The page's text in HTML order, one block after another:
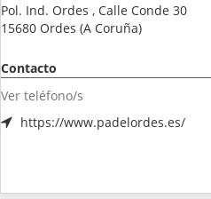
Pol. Ind. Ordes , Calle Conde 30
15680 Ordes (A Coruña)
Contacto
Ver teléfono/s
https://www.padelordes.es/